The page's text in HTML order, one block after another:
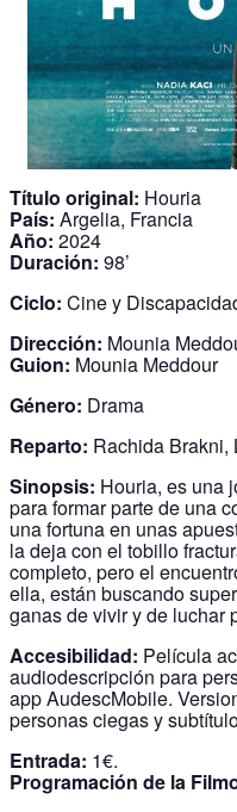
Título original: Houria
País: Argelia, Francia
Año: 2024
Duración: 98’
Ciclo: Cine y
Dirección: Mounia
Guion: Mounia Meddour
Género: Drama
Reparto: Rachida Brakni,
Sinopsis: Houria, es una
para formar parte de una
una fortuna en unas
la deja con el tobillo
completo, pero el
ella, están buscando
ganas de vivir y de luchar
Accesibilidad: Película
audiodescripción para
app AudescMobile.
personas ciegas y
Entrada: 1€.
Programación de la